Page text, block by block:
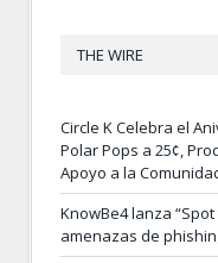
THE WIRE
Circle K Celebra el
Polar Pops a 25¢,
Apoyo a la
KnowBe4 lanza
amenazas de